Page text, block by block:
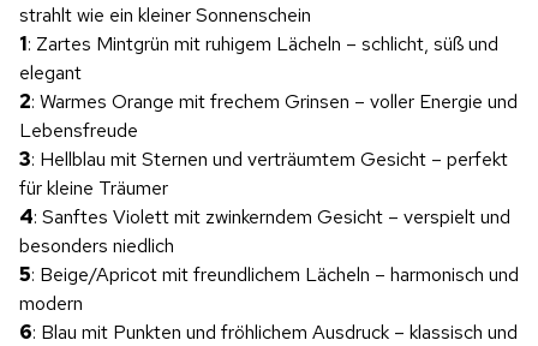
strahlt wie ein kleiner Sonnenschein
1: Zartes Mintgrün mit ruhigem Lächeln – schlicht, süß und
elegant
2: Warmes Orange mit frechem Grinsen – voller Energie und
Lebensfreude
3: Hellblau mit Sternen und verträumtem Gesicht – perfekt
für kleine Träumer
4: Sanftes Violett mit zwinkerndem Gesicht – verspielt und
besonders niedlich
5: Beige/Apricot mit freundlichem Lächeln – harmonisch und
modern
6: Blau mit Punkten und fröhlichem Ausdruck – klassisch und